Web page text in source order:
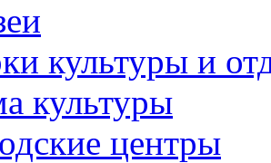
культуры и
культуры
центры